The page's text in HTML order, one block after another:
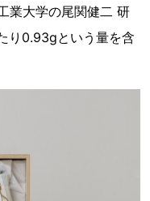
業大学の尾関健二 研
り0.93gという量を含